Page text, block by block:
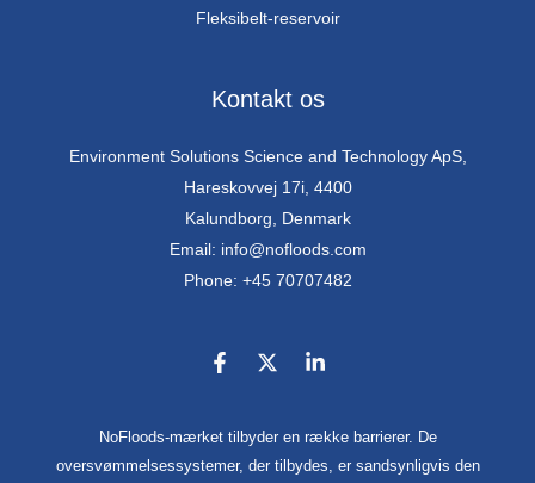
Fleksibelt-reservoir
Kontakt os
Environment Solutions Science and Technology ApS,
Hareskovvej 17i, 4400
Kalundborg, Denmark
Email: info@nofloods.com
Phone: +45 70707482
NoFloods-mærket tilbyder en række barrierer. De
oversvømmelsessystemer, der tilbydes, er sandsynligvis den